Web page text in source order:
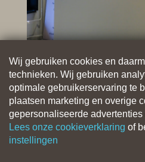
Wij gebruiken cookies en
technieken. Wij gebruiken
optimale gebruikerservaring te
plaatsen marketing en overige
gepersonaliseerde
Lees onze cookieverklaring of
instellingen